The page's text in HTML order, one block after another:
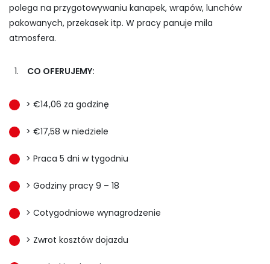
polega na przygotowywaniu kanapek, wrapów, lunchów
pakowanych, przekasek itp. W pracy panuje mila
atmosfera.
CO OFERUJEMY:
> €14,06 za godzinę
> €17,58 w niedziele
> Praca 5 dni w tygodniu
> Godziny pracy 9 – 18
> Cotygodniowe wynagrodzenie
> Zwrot kosztów dojazdu